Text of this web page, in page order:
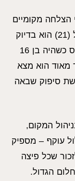
הצלחה מקומיים
שמעוררים השראה. הסיפור של אריאל (21) הוא בדיוק
כזה. אריאל התחיל לעבוד בפאפא ג'ונס כשהיה בן 16
הוא מצא
סיפוק שבאה
המקום,
עוקף – מספיק
שכל פיצה
הגדול.